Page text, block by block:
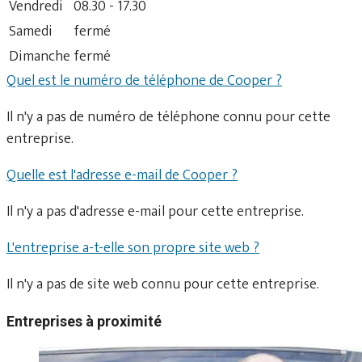
Vendredi 08.30 - 17.30
Samedi
fermé
Dimanche fermé
Quel est le numéro de téléphone de Cooper ?
Il n'y a pas de numéro de téléphone connu pour cette
entreprise.
Quelle est l'adresse e-mail de Cooper ?
Il n'y a pas d'adresse e-mail pour cette entreprise.
L'entreprise a-t-elle son propre site web ?
Il n'y a pas de site web connu pour cette entreprise.
Entreprises à proximité